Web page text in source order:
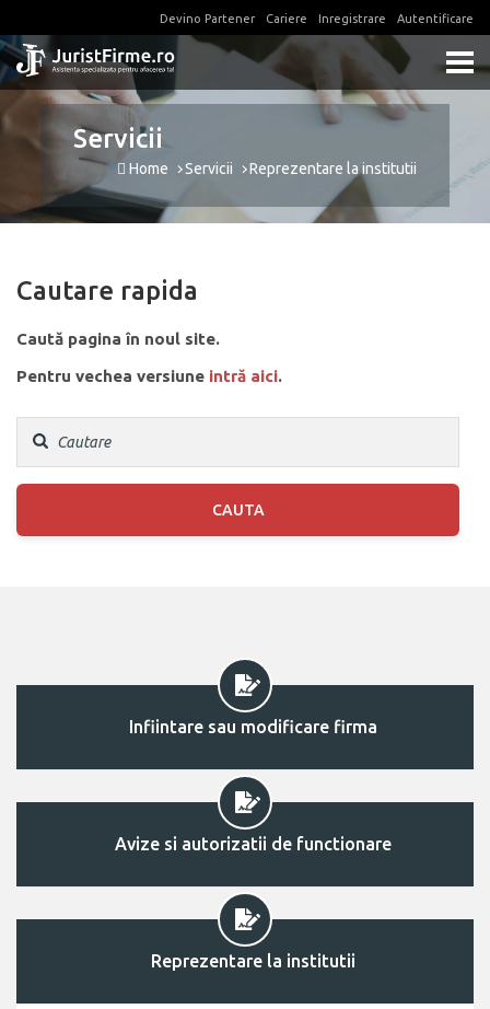
Devino Partener Cariere Inregistrare Autentificare
Servicii
Home Servicii Reprezentare la institutii
Cautare rapida
Caută pagina în noul site.
Pentru vechea versiune intră aici.
CAUTA
Infiintare sau modificare firma
Avize si autorizatii de functionare
Reprezentare la institutii